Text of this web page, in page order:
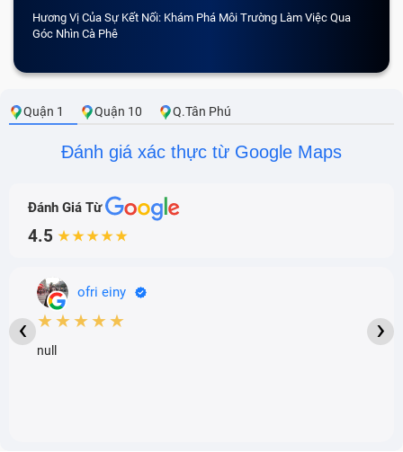
Hương Vị Của Sự Kết Nối: Khám Phá Môi Trường Làm Việc Qua
Góc Nhìn Cà Phê
Quận 1 Quận 10 Q.Tân Phú
Đánh giá xác thực từ Google Maps
Đánh Giá Từ
4.5 ★★★★★
ofri einy
★★★★★
null
‹ ›